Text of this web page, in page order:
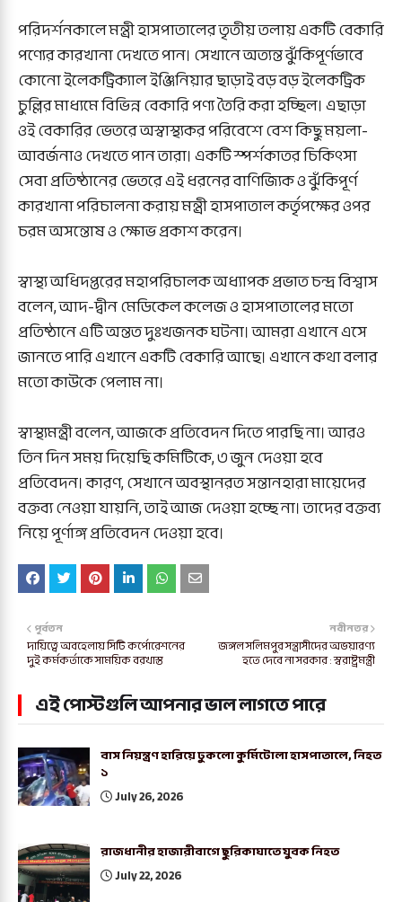
পরিদর্শনকালে মন্ত্রী হাসপাতালের তৃতীয় তলায় একটি বেকারি
পণ্যের কারখানা দেখতে পান। সেখানে অত্যন্ত ঝুঁকিপূর্ণভাবে
কোনো ইলেকট্রিক্যাল ইঞ্জিনিয়ার ছাড়াই বড় বড় ইলেকট্রিক
চুল্লির মাধ্যমে বিভিন্ন বেকারি পণ্য তৈরি করা হচ্ছিল। এছাড়া
ওই বেকারির ভেতরে অস্বাস্থ্যকর পরিবেশে বেশ কিছু ময়লা-
আবর্জনাও দেখতে পান তারা। একটি স্পর্শকাতর চিকিৎসা
সেবা প্রতিষ্ঠানের ভেতরে এই ধরনের বাণিজ্যিক ও ঝুঁকিপূর্ণ
কারখানা পরিচালনা করায় মন্ত্রী হাসপাতাল কর্তৃপক্ষের ওপর
চরম অসন্তোষ ও ক্ষোভ প্রকাশ করেন।
স্বাস্থ্য অধিদপ্তরের মহাপরিচালক অধ্যাপক প্রভাত চন্দ্র বিশ্বাস
বলেন, আদ-দ্বীন মেডিকেল কলেজ ও হাসপাতালের মতো
প্রতিষ্ঠানে এটি অন্তত দুঃখজনক ঘটনা। আমরা এখানে এসে
জানতে পারি এখানে একটি বেকারি আছে। এখানে কথা বলার
মতো কাউকে পেলাম না।
স্বাস্থ্যমন্ত্রী বলেন, আজকে প্রতিবেদন দিতে পারছি না। আরও
তিন দিন সময় দিয়েছি কমিটিকে, ৩ জুন দেওয়া হবে
প্রতিবেদন। কারণ, সেখানে অবস্থানরত সন্তানহারা মায়েদের
বক্তব্য নেওয়া যায়নি, তাই আজ দেওয়া হচ্ছে না। তাদের বক্তব্য
নিয়ে পূর্ণাঙ্গ প্রতিবেদন দেওয়া হবে।
নবীনতর
জঙ্গল সলিমপুর সন্ত্রাসীদের অভয়ারণ্য
হতে দেবে না সরকার : স্বরাষ্ট্রমন্ত্রী
পূর্বতন
দায়িত্বে অবহেলায় সিটি কর্পোরেশনের
দুই কর্মকর্তাকে সাময়িক বরখাস্ত
এই পোস্টগুলি আপনার ভাল লাগতে পারে
বাস নিয়ন্ত্রণ হারিয়ে ঢুকলো কুর্মিটোলা হাসপাতালে, নিহত
১
July 26, 2026
রাজধানীর হাজারীবাগে ছুরিকাঘাতে যুবক নিহত
July 22, 2026